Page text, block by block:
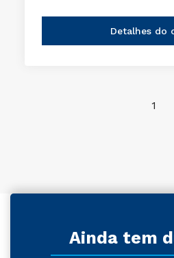
Detalhes do
1
Ainda tem